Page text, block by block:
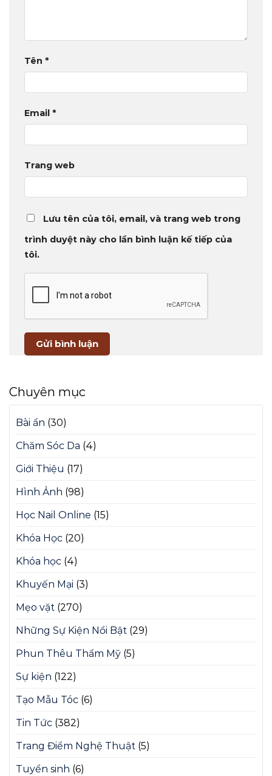
Tên *
Email *
Trang web
Lưu tên của tôi, email, và trang web trong
trình duyệt này cho lần bình luận kế tiếp của
tôi.
Chuyên mục
Bài ẩn (30)
Chăm Sóc Da (4)
Giới Thiệu (17)
Hình Ảnh (98)
Học Nail Online (15)
Khóa Học (20)
Khóa học (4)
Khuyến Mại (3)
Mẹo vặt (270)
Những Sự Kiện Nổi Bật (29)
Phun Thêu Thẩm Mỹ (5)
Sự kiện (122)
Tạo Mẫu Tóc (6)
Tin Tức (382)
Trang Điểm Nghệ Thuật (5)
Tuyển sinh (6)